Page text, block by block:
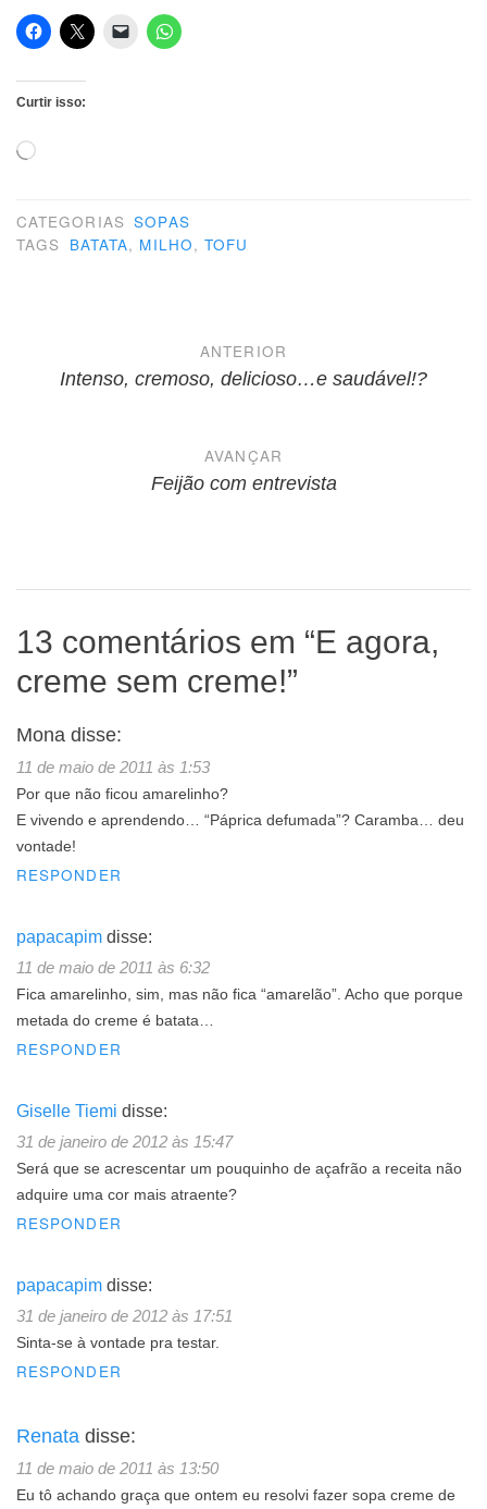
Curtir isso:
Carregando...
CATEGORIAS SOPAS
TAGS BATATA, MILHO,TOFU
NavegaçãoANTERIOR
Intenso, cremoso, delicioso…e saudável!?
AVANÇAR
Feijão com entrevista
13 comentários em “E agora,
creme sem creme!”
Mona disse:
11 de maio de 2011 às 1:53
Por que não ficou amarelinho?
E vivendo e aprendendo… “Páprica defumada”? Caramba… deu
vontade!
RESPONDER
papacapim disse:
11 de maio de 2011 às 6:32
Fica amarelinho, sim, mas não fica “amarelão”. Acho que porque
metada do creme é batata…
RESPONDER
Giselle Tiemi disse:
31 de janeiro de 2012 às 15:47
Será que se acrescentar um pouquinho de açafrão a receita não
adquire uma cor mais atraente?
RESPONDER
papacapim disse:
31 de janeiro de 2012 às 17:51
Sinta-se à vontade pra testar.
RESPONDER
Renata disse:
11 de maio de 2011 às 13:50
Eu tô achando graça que ontem eu resolvi fazer sopa creme de